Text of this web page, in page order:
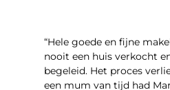
“Hele goede en fijne
nooit een huis verkocht
begeleid. Het proces
een mum van tijd had